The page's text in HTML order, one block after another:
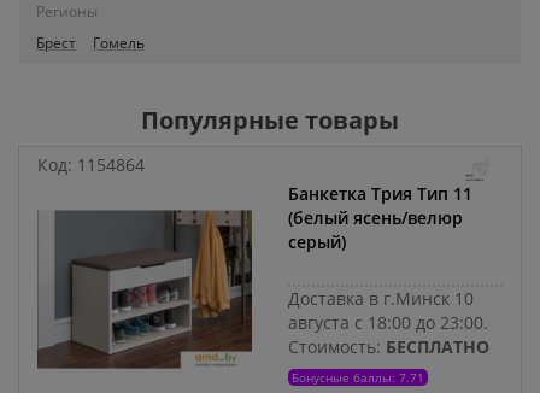
Регионы
Брест
Гомель
Популярные товары
Код: 1154864
Банкетка Трия Тип 11
(белый ясень/велюр
серый)
Доставка в г.Минск 10
августа с 18:00 до 23:00.
Стоимость: БЕСПЛАТНО
Бонусные баллы: 7.71